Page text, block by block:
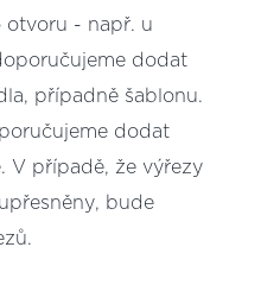
otvoru - např. u
dodat
případně šablonu.
dodat
V případě, že výřezy
bude